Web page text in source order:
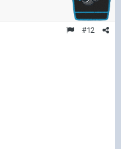
#12